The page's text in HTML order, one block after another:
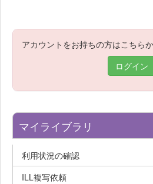
アカウントをお持ちの方はこちら
ログイン
マイライブラリ
利用状況の確認
ILL複写依頼